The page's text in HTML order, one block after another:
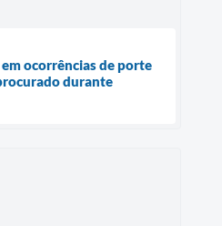
ocorrências de porte
durante